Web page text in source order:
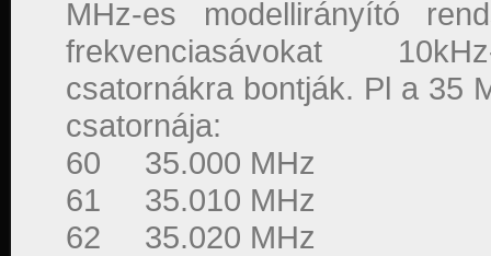
MHz-es modellirányító
frekvenciasávokat
csatornákra bontják. Pl a 35
csatornája:
60 35.000 MHz
61 35.010 MHz
62 35.020 MHz